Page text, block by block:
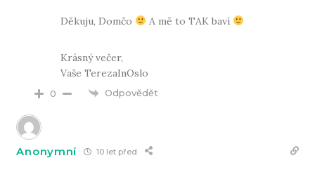
Děkuju, Domčo A mě to TAK baví
Krásný večer,
Vaše TerezaInOslo
0 Odpovědět
Anonymní 10 let před